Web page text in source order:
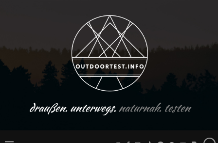
draußen. unterwegs.naturnah. testen